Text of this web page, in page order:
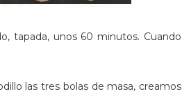
tapada, unos 60 minutos. Cuando
las tres bolas de masa, creamos